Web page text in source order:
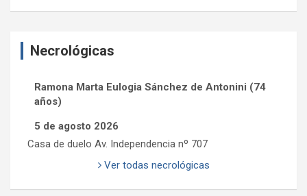
Necrológicas
Ramona Marta Eulogia Sánchez de Antonini (74
años)
5 de agosto 2026
Casa de duelo Av. Independencia nº 707
Ver todas necrológicas